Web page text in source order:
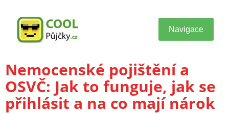
Navigace
Nemocenské pojištění a
OSVČ: Jak to funguje, jak se
přihlásit a na co mají nárok